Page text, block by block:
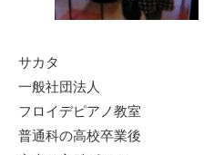
サカタ
一般社団法人
フロイデピアノ教室
普通科の高校卒業後